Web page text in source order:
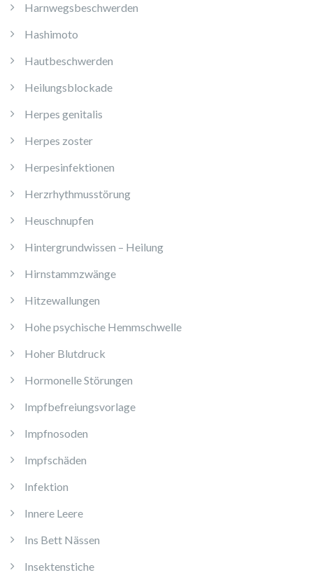
Harnwegsbeschwerden
Hashimoto
Hautbeschwerden
Heilungsblockade
Herpes genitalis
Herpes zoster
Herpesinfektionen
Herzrhythmusstörung
Heuschnupfen
Hintergrundwissen – Heilung
Hirnstammzwänge
Hitzewallungen
Hohe psychische Hemmschwelle
Hoher Blutdruck
Hormonelle Störungen
Impfbefreiungsvorlage
Impfnosoden
Impfschäden
Infektion
Innere Leere
Ins Bett Nässen
Insektenstiche